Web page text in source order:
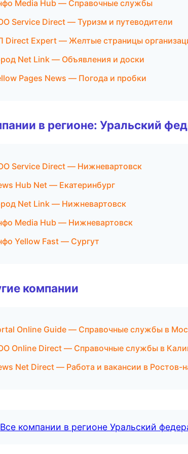
Media Hub — Справочные службы
Service Direct — Туризм и путеводители
Direct Expert — Желтые страницы
Net Link — Объявления и доски
Pages News — Погода и пробки
в регионе: Уральский
Service Direct — Нижневартовск
Hub Net — Екатеринбург
Net Link — Нижневартовск
Media Hub — Нижневартовск
Yellow Fast — Сургут
компании
Online Guide — Справочные службы в
Online Direct — Справочные службы в
Net Direct — Работа и вакансии в Ростов-
Все компании в регионе Уральский